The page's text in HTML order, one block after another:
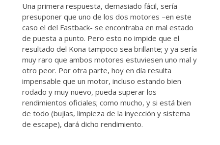
Una primera respuesta, demasiado fácil, sería
presuponer que uno de los dos motores –en este
caso el del Fastback- se encontraba en mal estado
de puesta a punto. Pero esto no impide que el
resultado del Kona tampoco sea brillante; y ya sería
muy raro que ambos motores estuviesen uno mal y
otro peor. Por otra parte, hoy en día resulta
impensable que un motor, incluso estando bien
rodado y muy nuevo, pueda superar los
rendimientos oficiales; como mucho, y si está bien
de todo (bujías, limpieza de la inyección y sistema
de escape), dará dicho rendimiento.